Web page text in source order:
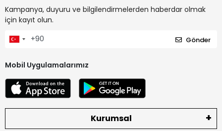
Kampanya, duyuru ve bilgilendirmelerden haberdar olmak
için kayıt olun.
Gönder
Mobil Uygulamalarımız
Kurumsal